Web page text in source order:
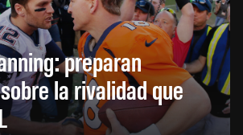
preparan
la rivalidad que